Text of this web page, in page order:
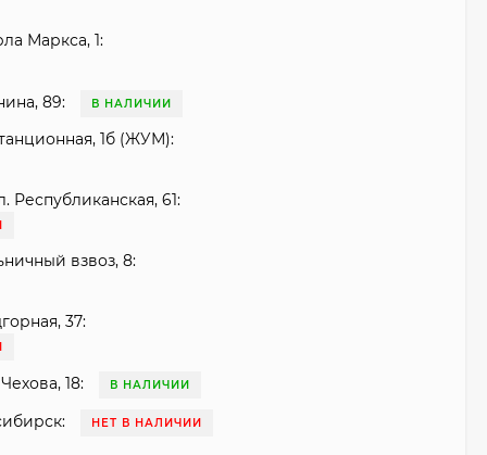
Маркса, 1:
89: В НАЛИЧИИ
1б (ЖУМ):
Республиканская, 61:
взвоз, 8:
37:
18: В НАЛИЧИИ
НЕТ В НАЛИЧИИ